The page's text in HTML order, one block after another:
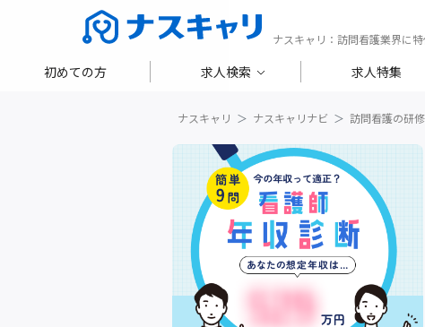
ナスキャリ：訪問看護業界に
初めての方 求人検索 求人特集
ナスキャリ ナスキャリナビ 訪問看護の研